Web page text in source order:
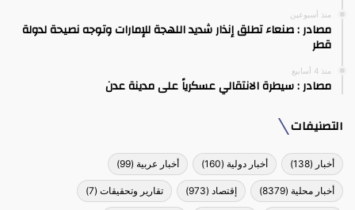
منذ أسبوعين
مصادر : صنعاء تطلق إنذار شديد اللهجة للإمارات وتوجه نصيحة لدولة
قطر
منذ 4 أسابيع
مصادر : سيطرة الانتقالي عسكرياً على مدينة عدن
التصنيفات
أخبار (138) أخبار دولية (160) أخبار عربية (99)
أخبار محلية (8379) إقتصاد (973) تقارير وتحقيقات (7)